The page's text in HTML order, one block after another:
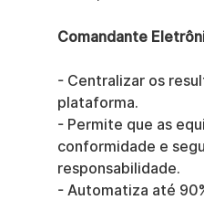
Comandante
- Centralizar os
plataforma.
- Permite que as
conformidade e
responsabilidade.
- Automatiza até